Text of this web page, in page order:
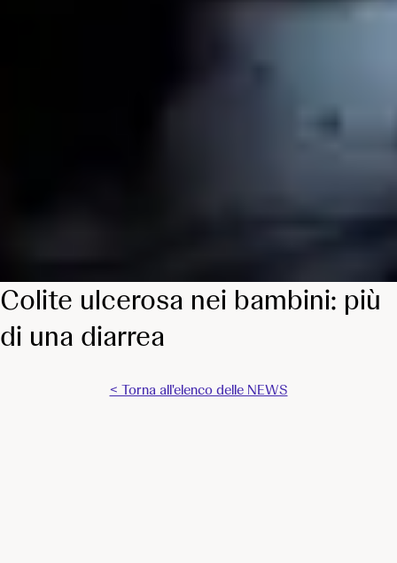
Colite ulcerosa nei bambini: più
di una diarrea
< Torna all'elenco delle NEWS